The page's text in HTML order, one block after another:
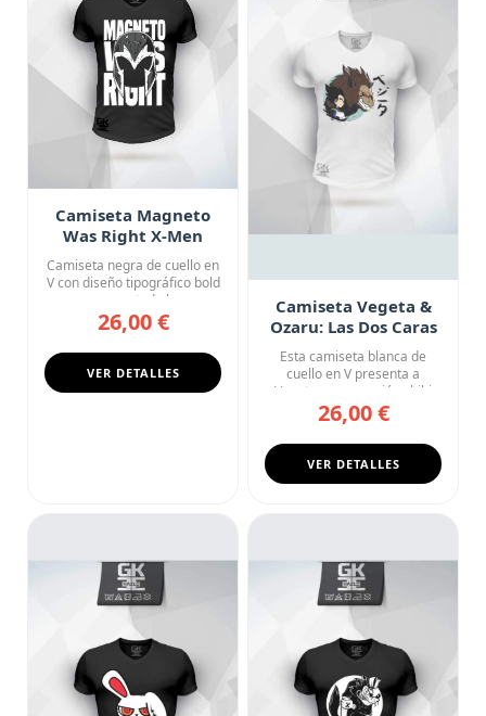
Camiseta Magneto
Was Right X-Men
Marvel Statement
Camiseta negra de cuello en
V con diseño tipográfico bold
que ocupa toda la s...
26,00 €
VER DETALLES
Camiseta Vegeta &
Ozaru: Las Dos Caras
del Príncipe
Esta camiseta blanca de
cuello en V presenta a
Vegeta en su versión chibi
jun...
26,00 €
VER DETALLES